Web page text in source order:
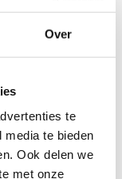
Over
te
te bieden
Ook delen we
met onze
4”